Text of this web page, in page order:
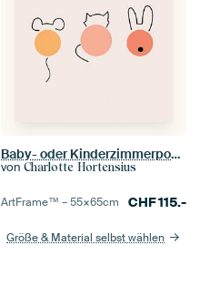
Baby- oder Kinderzimmerposter mit Maus, Katze und Kaninchen.
von Charlotte Hortensius
ArtFrame™ –55×65cm CHF115.-
Größe & Material selbst wählen